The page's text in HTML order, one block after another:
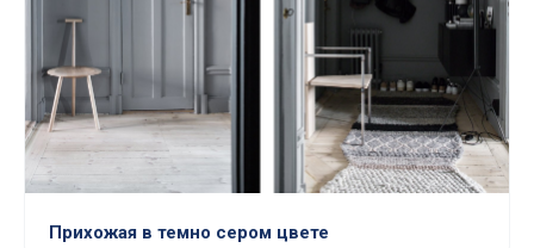
Прихожая в темно сером цвете